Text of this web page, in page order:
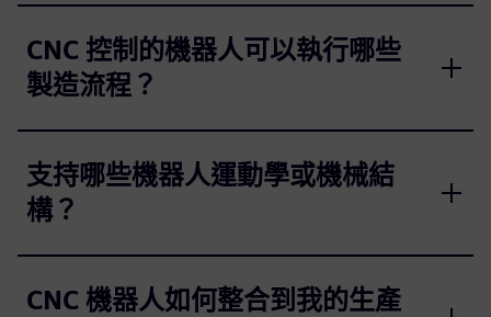
CNC 控制的機器人可以執行哪些
製造流程？
支持哪些機器人運動學或機械結
構？
CNC 機器人如何整合到我的生產